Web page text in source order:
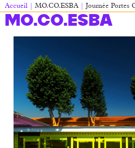
Aller
au
contenu
Fil
d'Ariane
Accueil MO.CO.ESBA Journée Portes
MO.CO.ESBA
navigation